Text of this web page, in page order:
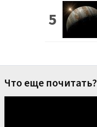
Что еще почитать?